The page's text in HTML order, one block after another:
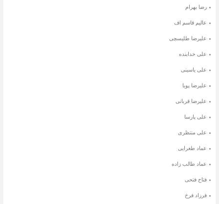
رضا بهرام
عالیم قاسم اف
علیرضا طلیسچی
علی خدابنده
علی یاسینی
علیرضا پویا
علیرضا قربانی
علی پارسا
علی منتظری
عماد طغرایی
عماد طالب زاده
فتاح فتحی
فرزاد فرخ